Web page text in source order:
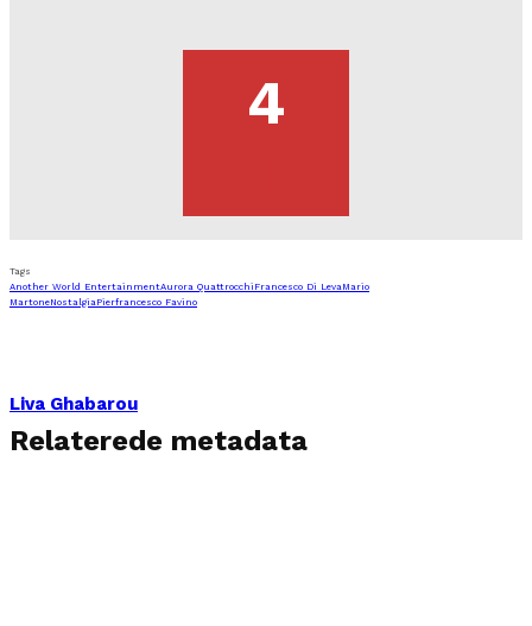
4
Tags
Another World EntertainmentAurora Quattrocchi Francesco Di Leva Mario
MartoneNostalgia Pierfrancesco Favino
Liva Ghabarou
Relaterede metadata